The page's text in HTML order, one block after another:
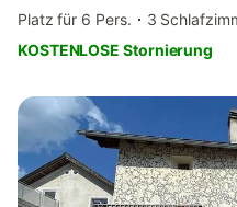
Platz für 6 Pers.
3
KOSTENLOSE Stornierung